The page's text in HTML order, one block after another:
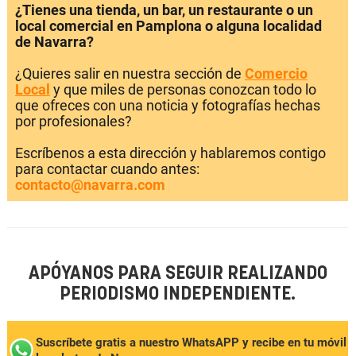
¿Tienes una tienda, un bar, un restaurante o un
local comercial en Pamplona o alguna localidad
de Navarra?
¿Quieres salir en nuestra sección de Comercio
Local y que miles de personas conozcan todo lo
que ofreces con una noticia y fotografías hechas
por profesionales?
Escríbenos a esta dirección y hablaremos contigo
para contactar cuando antes:
contacto@navarra.com
APÓYANOS PARA SEGUIR REALIZANDO
PERIODISMO INDEPENDIENTE.
Suscríbete gratis a nuestro WhatsAPP y recibe en tu móvil